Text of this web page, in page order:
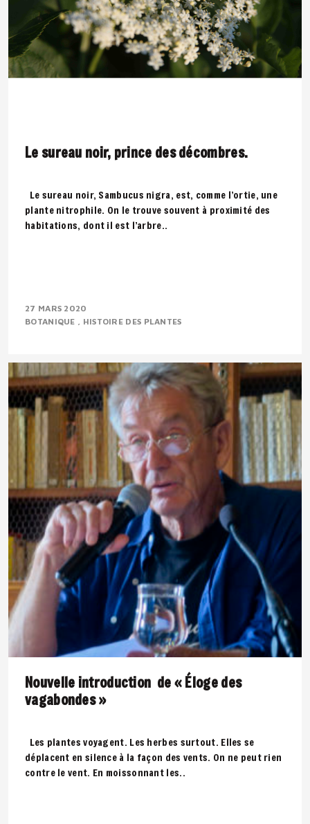
Le sureau noir, prince des décombres.
Le sureau noir, Sambucus nigra, est, comme l’ortie, une
plante nitrophile. On le trouve souvent à proximité des
habitations, dont il est l’arbre..
27 MARS 2020
BOTANIQUE
HISTOIRE DES PLANTES
Nouvelle introduction de « Éloge des
vagabondes »
Les plantes voyagent. Les herbes surtout. Elles se
déplacent en silence à la façon des vents. On ne peut rien
contre le vent. En moissonnant les..